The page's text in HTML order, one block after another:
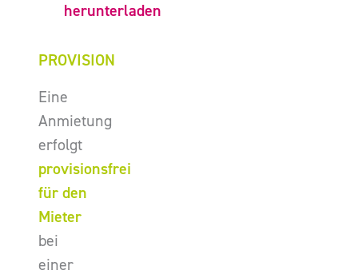
herunterladen
PROVISION
Eine
Anmietung
erfolgt
provisionsfrei
für den
Mieter
bei
einer